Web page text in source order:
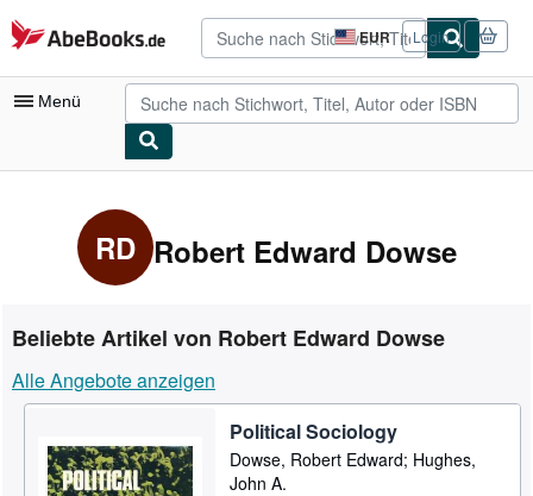
Zum Hauptinhalt
AbeBooks.de EUR
Seite
der
Einkaufseinstellungen.
Login
Menü
Meine Bestellungen
Detailsuche
Kunst & Sammlerstücke
Verkäufer
Verkäufer werden
RD Robert Edward Dowse
Beliebte Artikel von Robert Edward Dowse
Alle Angebote anzeigen
Political Sociology
Dowse, Robert Edward; Hughes,
John A.